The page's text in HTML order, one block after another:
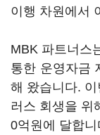
이행 차원에서
MBK 파트너스
통한 운영자금
해 왔습니다.
러스 회생을 위
0억원에 달합니